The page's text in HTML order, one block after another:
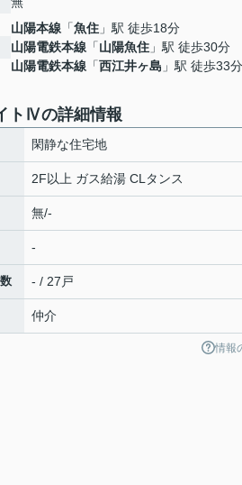
山陽本線 「魚住 」駅 徒歩18分
山陽電鉄本線 「山陽魚住 」駅 徒歩30分
山陽電鉄本線 「西江井ヶ島 」駅 徒歩33分
トⅣの詳細情報
閑静な住宅地
2F以上 ガス給湯 CLタンス
無/-
-
- / 27戸
仲介
情報